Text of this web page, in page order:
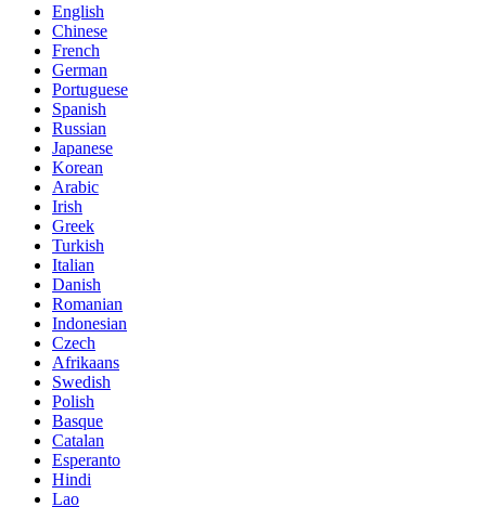
English
Chinese
French
German
Portuguese
Spanish
Russian
Japanese
Korean
Arabic
Irish
Greek
Turkish
Italian
Danish
Romanian
Indonesian
Czech
Afrikaans
Swedish
Polish
Basque
Catalan
Esperanto
Hindi
Lao